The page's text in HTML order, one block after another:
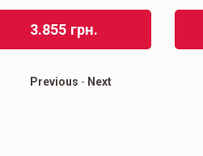
3.855 грн.
Previous - Next